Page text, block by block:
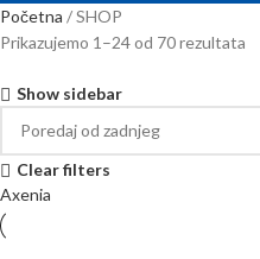
Početna
SHOP
Prikazujemo 1–24 od 70 rezultata
Show sidebar
Clear filters
Axenia